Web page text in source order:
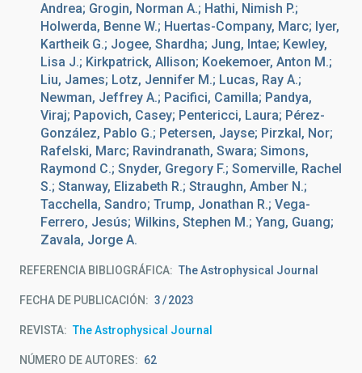
Andrea; Grogin, Norman A.; Hathi, Nimish P.;
Holwerda, Benne W.; Huertas-Company, Marc; Iyer,
Kartheik G.; Jogee, Shardha; Jung, Intae; Kewley,
Lisa J.; Kirkpatrick, Allison; Koekemoer, Anton M.;
Liu, James; Lotz, Jennifer M.; Lucas, Ray A.;
Newman, Jeffrey A.; Pacifici, Camilla; Pandya,
Viraj; Papovich, Casey; Pentericci, Laura; Pérez-
González, Pablo G.; Petersen, Jayse; Pirzkal, Nor;
Rafelski, Marc; Ravindranath, Swara; Simons,
Raymond C.; Snyder, Gregory F.; Somerville, Rachel
S.; Stanway, Elizabeth R.; Straughn, Amber N.;
Tacchella, Sandro; Trump, Jonathan R.; Vega-
Ferrero, Jesús; Wilkins, Stephen M.; Yang, Guang;
Zavala, Jorge A.
REFERENCIA BIBLIOGRÁFICA The Astrophysical Journal
FECHA DE PUBLICACIÓN: 3 2023
REVISTA The Astrophysical Journal
NÚMERO DE AUTORES 62